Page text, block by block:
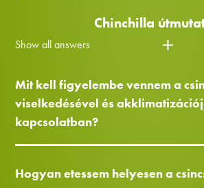
Chinchilla
Show all answers
Mit kell figyelembe vennem a
viselkedésével és
kapcsolatban?
Hogyan etessem helyesen a